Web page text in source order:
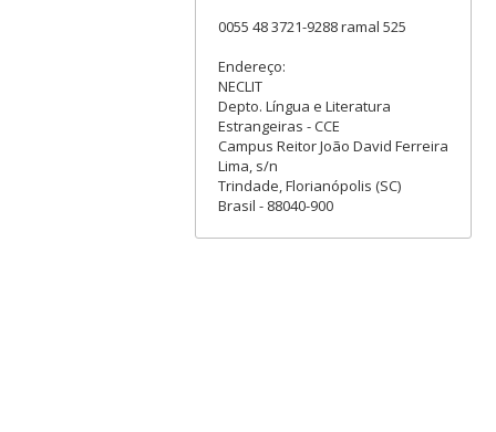
0055 48 3721-9288 ramal 525
Endereço:
NECLIT
Depto. Língua e Literatura
Estrangeiras - CCE
Campus Reitor João David Ferreira
Lima, s/n
Trindade, Florianópolis (SC)
Brasil - 88040-900